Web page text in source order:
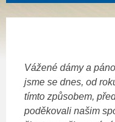
Vážené dámy a
jsme se dnes, od
tímto způsobem,
poděkovali našim